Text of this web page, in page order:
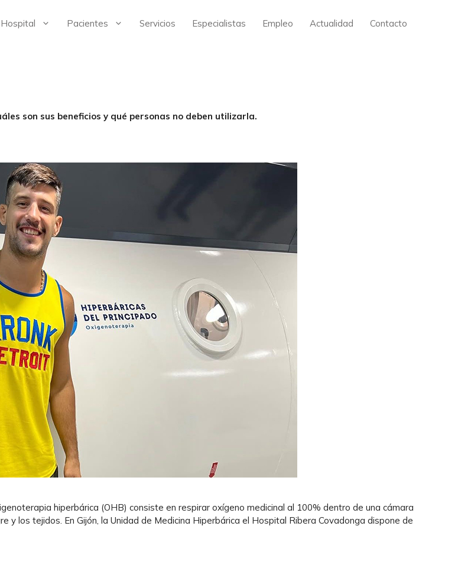
Hospital Pacientes Servicios Especialistas Empleo Actualidad Contacto
son sus beneficios y qué personas no deben utilizarla.
hiperbárica (OHB) consiste en respirar oxígeno medicinal al 100% dentro de una cámara
los tejidos. En Gijón, la Unidad de Medicina Hiperbárica el Hospital Ribera Covadonga dispone de